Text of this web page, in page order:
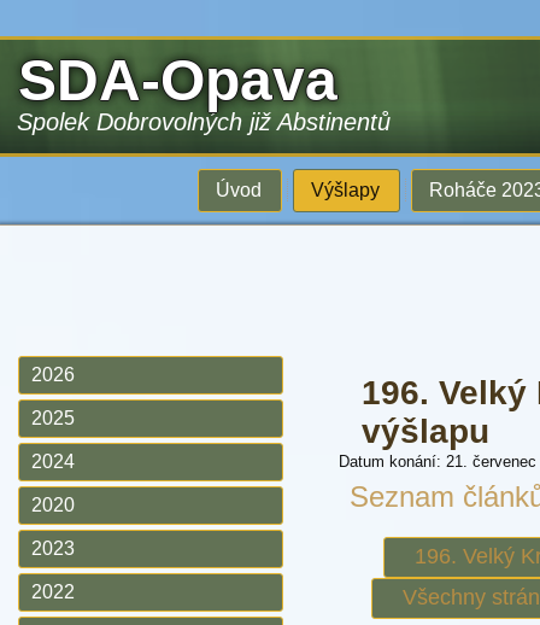
SDA-Opava
Spolek Dobrovolných již Abstinentů
Úvod Výšlapy Roháče
2026
2025
2024
2020
2023
2022
196.
výšlapu
Datum konání: 21. červenec
Seznam
196. Velký
Všechny